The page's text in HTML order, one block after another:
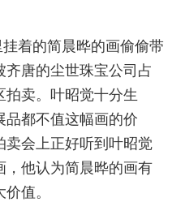
着的简晨晔的画偷偷带
唐的尘世珠宝公司占
拍卖。叶昭觉十分生
品都不值这幅画的价
卖会上正好听到叶昭觉
，他认为简晨晔的画有
值。